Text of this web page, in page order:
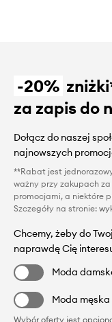
-20%
za zapis do
Dołącz do naszej
najnowszych
**Rabat jest
ważny przy zakupach za
promocjami, a niektóre
Szczegóły na stronie:
Chcemy, żeby do
naprawdę Cię
Moda
Moda męska
Wybór oferty jest